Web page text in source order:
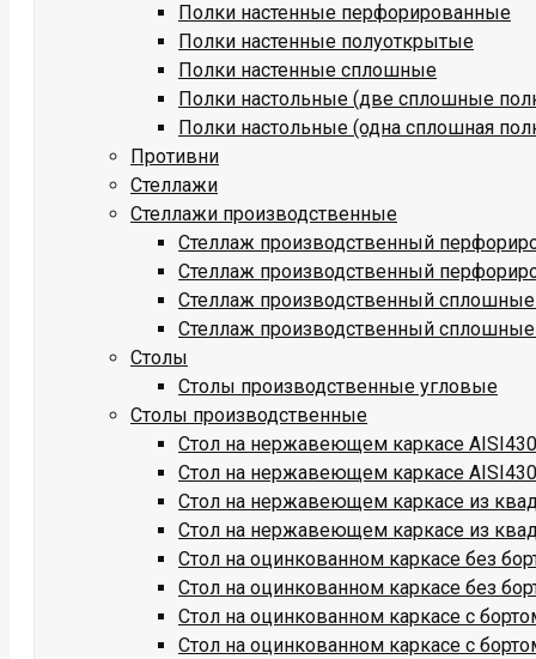
Полки настенные перфорированные
Полки настенные полуоткрытые
Полки настенные сплошные
Полки настольные (две сплошные
Полки настольные (одна сплошная
Противни
Стеллажи
Стеллажи производственные
Стеллаж производственный
Стеллаж производственный
Стеллаж производственный
Стеллаж производственный
Столы
Столы производственные угловые
Столы производственные
Стол на нержавеющем каркасе
Стол на нержавеющем каркасе
Стол на нержавеющем каркасе из
Стол на нержавеющем каркасе из
Стол на оцинкованном каркасе без
Стол на оцинкованном каркасе без
Стол на оцинкованном каркасе с
Стол на оцинкованном каркасе с